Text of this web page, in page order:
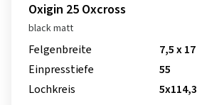
Oxigin 25 Oxcross
black matt
Felgenbreite
7,5 x 17
Einpresstiefe
55
Lochkreis
5x114,3